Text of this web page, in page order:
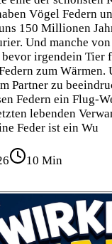
Vögel Federn
150 Millionen
Und manche
bevor irgendein Tier
zum Wärmen.
Partner zu
Federn ein Flug-
lebenden
Feder ist ein Wu
10 Min